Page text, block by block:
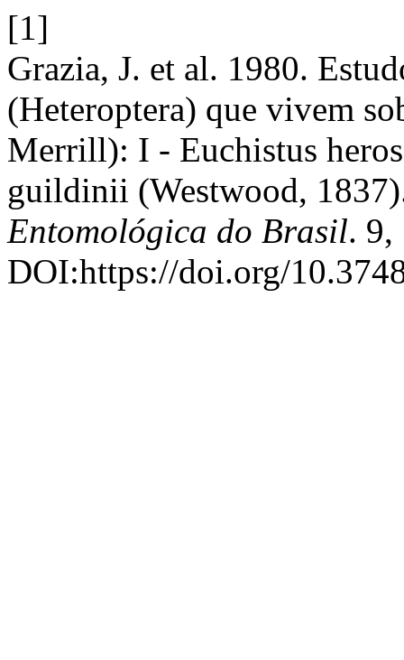
[1]
Grazia, J. et al. 1980.
(Heteroptera) que vivem
Merrill): I - Euchistus
guildinii (Westwood,
Entomológica do Brasil. 9,
DOI:https://doi.org/